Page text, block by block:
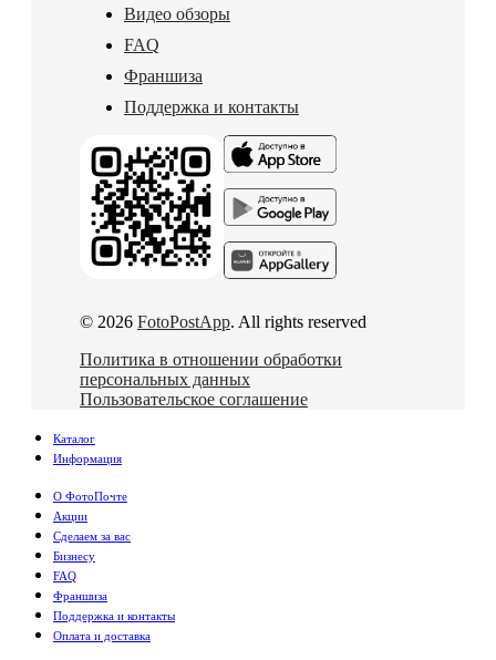
Видео обзоры
FAQ
Франшиза
Поддержка и контакты
© 2026 FotoPostApp. All rights reserved
Политика в отношении обработки
персональных данных
Пользовательское соглашение
Каталог
Информация
О ФотоПочте
Акции
Сделаем за вас
Бизнесу
FAQ
Франшиза
Поддержка и контакты
Оплата и доставка